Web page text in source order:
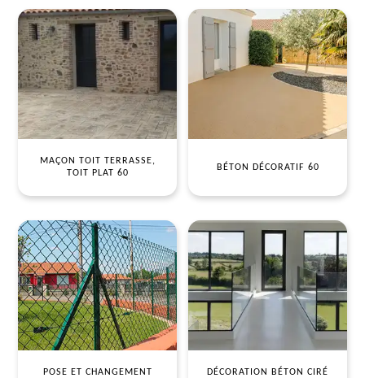
MAÇON TOIT TERRASSE,
TOIT PLAT 60
BÉTON DÉCORATIF 60
POSE ET CHANGEMENT
DÉCORATION BÉTON CIRÉ